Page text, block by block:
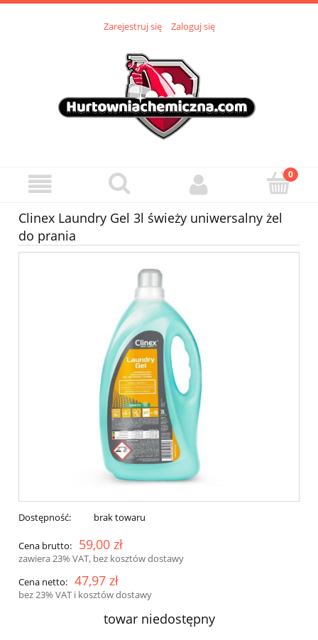
Zarejestruj się Zaloguj się
Clinex Laundry Gel 3l świeży uniwersalny żel
do prania
Dostępność: brak towaru
Cena brutto: 59,00 zł
zawiera 23% VAT, bez kosztów dostawy
Cena netto: 47,97 zł
bez 23% VAT i kosztów dostawy
towar niedostępny